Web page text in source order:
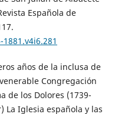
Española de
años de la inclusa de
Congregación
de los Dolores (1739-
La Iglesia española y las